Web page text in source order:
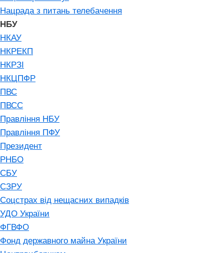
Нацрада з питань телебачення
НБУ
НКАУ
НКРЕКП
НКРЗІ
НКЦПФР
ПВС
ПВСС
Правління НБУ
Правління ПФУ
Президент
РНБО
СБУ
СЗРУ
Соцстрах від нещасних випадків
УДО України
ФГВФО
Фонд державного майна України